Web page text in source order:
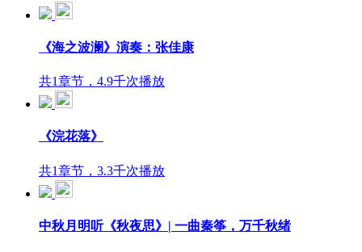
《海之波澜》演奏：张佳康
共1章节，4.9千次播放
《浣花落》
共1章节，3.3千次播放
中秋月明听《秋夜思》| 一曲秦筝，万千秋绪